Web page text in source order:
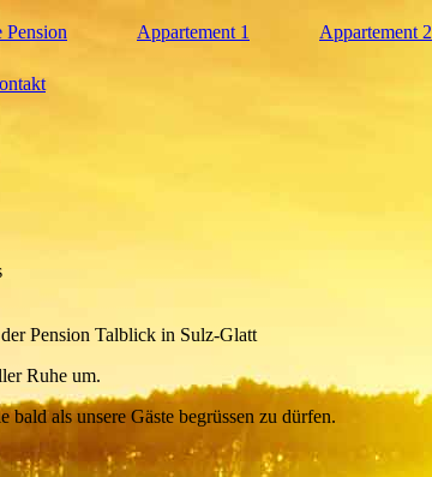
Pension Appartement 1 Appartement 2
Pension Talblick in Sulz-Glatt
Ruhe um.
bald als unsere Gäste begrüssen zu dürfen.